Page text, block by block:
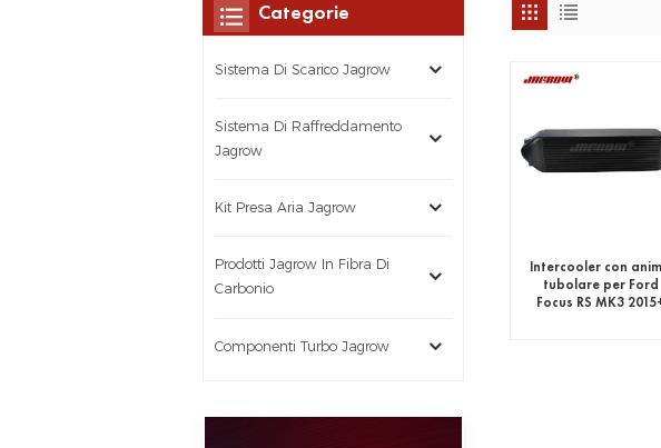
Intercooler con
tubolare per Ford
Focus RS MK3
Categorie
Sistema Di Scarico Jagrow
Sistema Di Raffreddamento
Jagrow
Kit Presa Aria Jagrow
Prodotti Jagrow In Fibra Di
Carbonio
Componenti Turbo Jagrow